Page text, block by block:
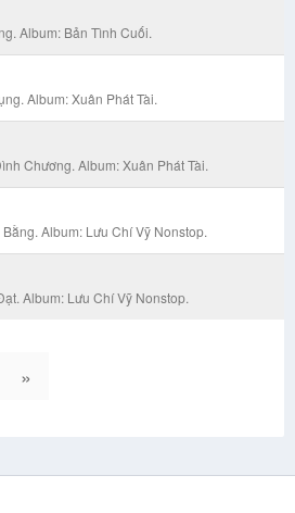
Album: Bản Tình Cuối.
Album: Xuân Phát Tài.
Chương. Album: Xuân Phát Tài.
Album: Lưu Chí Vỹ Nonstop.
Album: Lưu Chí Vỹ Nonstop.
»